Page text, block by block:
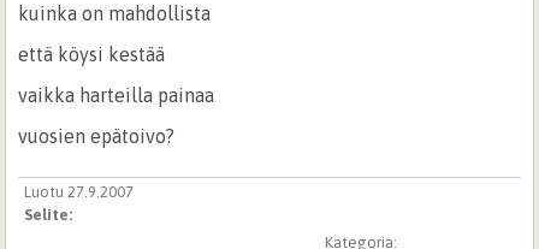
kuinka on mahdollista
että köysi kestää
vaikka harteilla painaa
vuosien epätoivo?
Luotu 27.9.2007
Selite:
Kategoria: